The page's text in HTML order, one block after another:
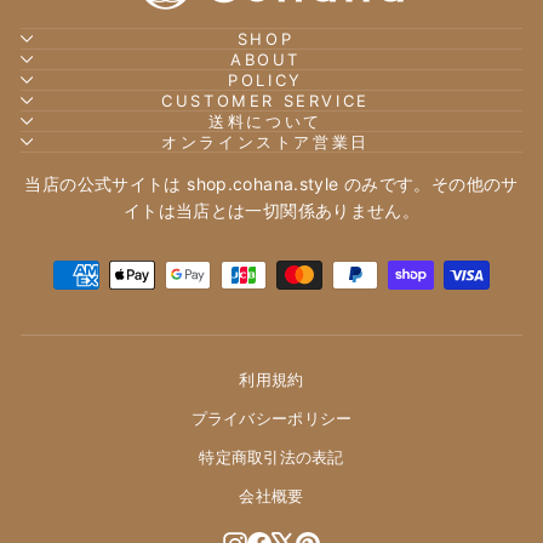
They are all a joy to work with
and to look at. Although a higher
price than usual, I think they are
all extremely good value. The
packaging is adorable too, and
the company is helping to keep
these traditional crafts alive. Very
well done Cohana!!
lynne r.
Sharpener and Many Other
Items
I’ve ordered the sharpener and
about 15 different sewing items
from pins to the round box with
embroidered lid and dressmaking
scissors over the last month. I
the designs are just fabulous and
They are all a joy to work with
price than usual, I think they are
all extremely good value. The
packaging is adorable too, and
the company is helping to keep
these traditional crafts alive. Very
well done Cohana!!
楽しい！
作ったパーツをまきかがり縫いで縫
い合わせました。
SHOP
ABOUT
POLICY
CUSTOMER SERVICE
送料について
オンラインストア営業日
当店の公式サイトは shop.cohana.style のみです。その他のサ
イトは当店とは一切関係ありません。
利用規約
プライバシーポリシー
特定商取引法の表記
会社概要